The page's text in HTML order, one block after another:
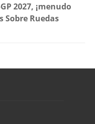
2027, ¡menudo
Sobre Ruedas